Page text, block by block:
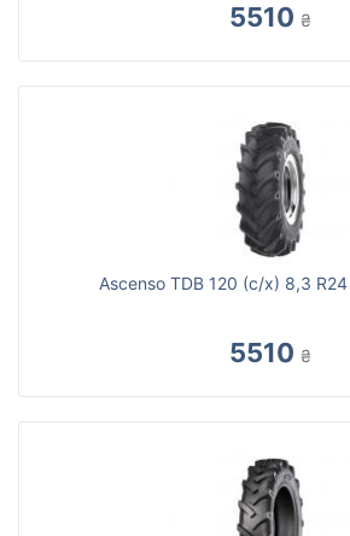
5510 ₴
Ascenso TDB 120 (с/х) 8,3
5510 ₴